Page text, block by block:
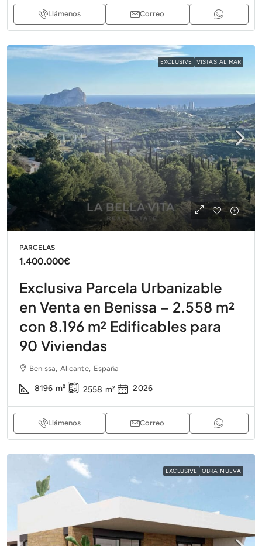
Llámenos Correo
EXCLUSIVE VISTAS AL MAR
PARCELAS
1.400.000€
Exclusiva Parcela Urbanizable
en Venta en Benissa – 2.558 m²
con 8.196 m² Edificables para
90 Viviendas
Benissa, Alicante, España
8196 m² 2558 m² 2026
Llámenos Correo
EXCLUSIVE OBRA NUEVA